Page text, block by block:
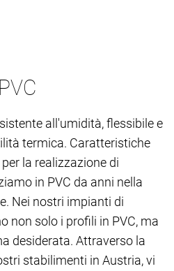
all'umidità, flessibile e
termica. Caratteristiche
la realizzazione di
in PVC da anni nella
Nei nostri impianti di
non solo i profili in PVC, ma
desiderata. Attraverso la
stabilimenti in Austria, vi